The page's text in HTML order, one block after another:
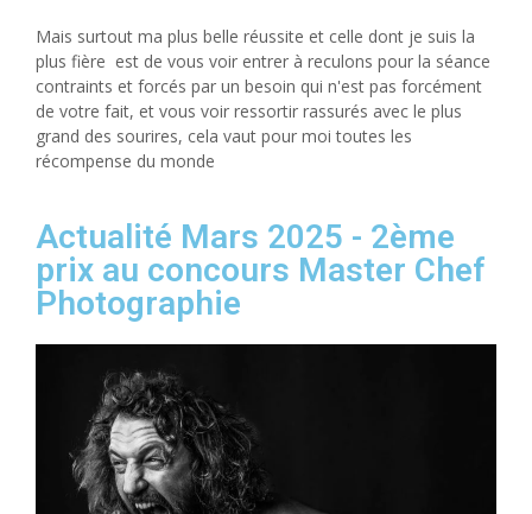
Mais surtout ma plus belle réussite et celle dont je suis la
plus fière est de vous voir entrer à reculons pour la séance
contraints et forcés par un besoin qui n'est pas forcément
de votre fait, et vous voir ressortir rassurés avec le plus
grand des sourires, cela vaut pour moi toutes les
récompense du monde
Actualité Mars 2025 - 2ème
prix au concours Master Chef
Photographie